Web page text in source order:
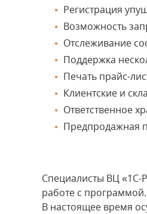
Регистрация
Возможность
Отслеживание
Поддержка
Печать прайс-
Клиентские и
Ответственное
Предпродажная
Специалисты ВЦ «1С-
работе с программой.
В настоящее время